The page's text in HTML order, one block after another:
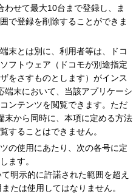
わせて最大10台まで登録し、ま
で登録を削除することができま
末とは別に、利用者等は、ドコ
フトウェア（ドコモが別途指定
をさすものとします）がインス
端末において、当該アプリケーシ
ンテンツを閲覧できます。ただ
末から同時に、本項に定める方法
することはできません。
の使用にあたり、次の各号に定
ます。
明示的に許諾された範囲を超え
たは使用してはなりません。